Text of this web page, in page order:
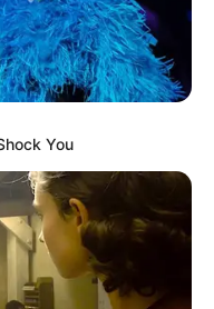
dan
You